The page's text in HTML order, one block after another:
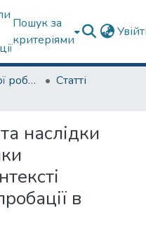
Пошук за
критеріями
Кафедра соціальної роботи
Статті
наслідки
в